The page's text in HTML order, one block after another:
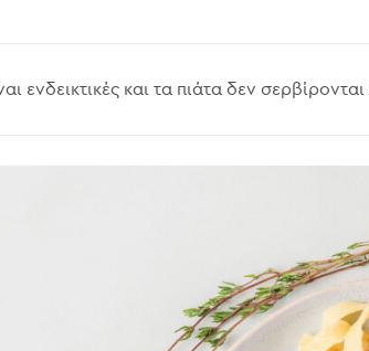
ενδεικτικές και τα πιάτα δεν